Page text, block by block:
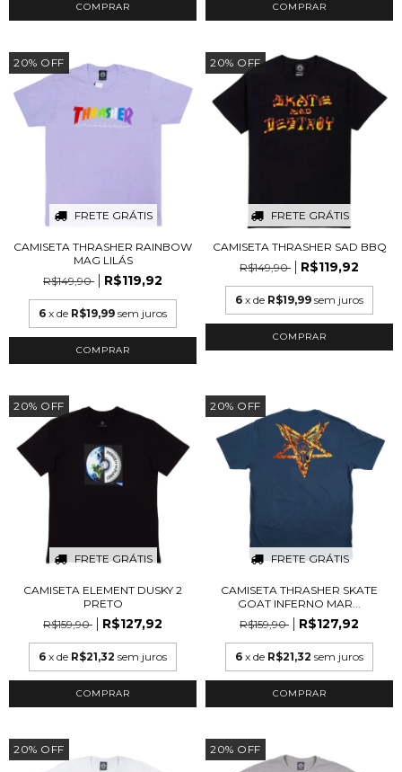
COMPRAR COMPRAR
20% OFF
FRETE GRÁTIS
CAMISETA THRASHER RAINBOW
MAG LILÁS
R$149,90
R$119,92
6 x de R$19,99 sem juros
COMPRAR
20% OFF
FRETE GRÁTIS
CAMISETA THRASHER SAD BBQ
R$149,90
R$119,92
6 x de R$19,99 sem juros
COMPRAR
20% OFF
FRETE GRÁTIS
CAMISETA ELEMENT DUSKY 2
PRETO
R$159,90
R$127,92
6 x de R$21,32 sem juros
COMPRAR
20% OFF
FRETE GRÁTIS
CAMISETA THRASHER SKATE
GOAT INFERNO MAR...
R$159,90
R$127,92
6 x de R$21,32 sem juros
COMPRAR
20% OFF 20% OFF